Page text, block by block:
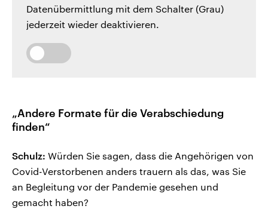
Datenübermittlung mit dem Schalter (Grau)
jederzeit wieder deaktivieren.
„Andere Formate für die Verabschiedung
finden“
Schulz: Würden Sie sagen, dass die Angehörigen von
Covid-Verstorbenen anders trauern als das, was Sie
an Begleitung vor der Pandemie gesehen und
gemacht haben?